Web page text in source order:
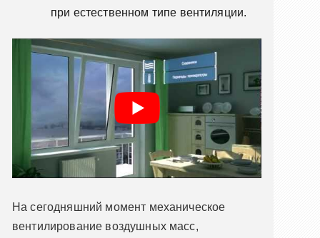
при естественном типе вентиляции.
На сегодняшний момент механическое
вентилирование воздушных масс,